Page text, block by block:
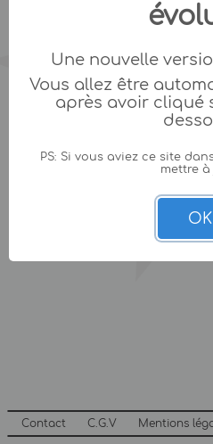
Contact C.G.V Mentions
Une nouvelle
Vous allez être
après avoir cliqué
PS: Si vous aviez ce site
mettre à
OK